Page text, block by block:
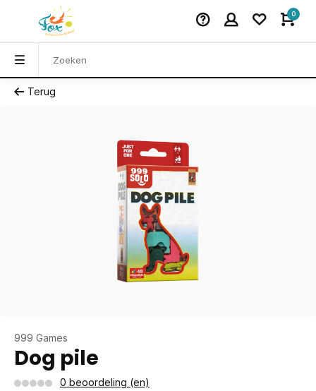
0
Terug
999 Games
Dog pile
0 beoordeling (en)